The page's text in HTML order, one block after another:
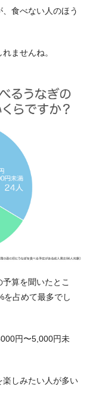
食べない人のほう
ませんね。
算を聞いたとこ
を占めて最多でし
円〜5,000円未
楽しみたい人が多い